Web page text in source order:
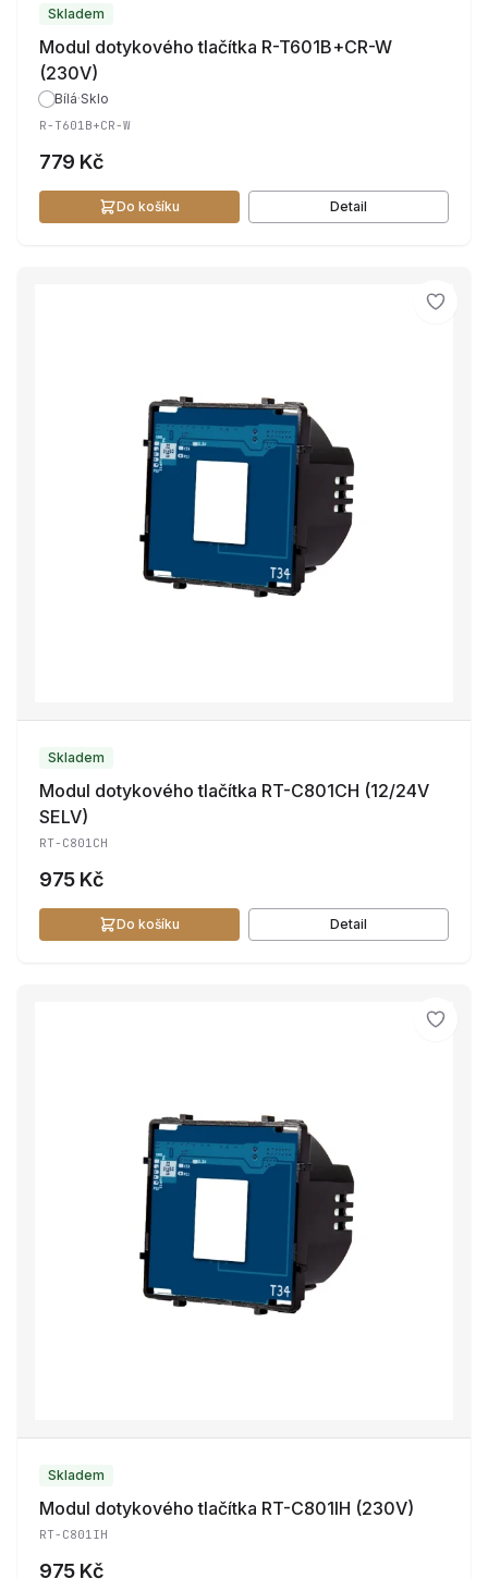
Skladem
Modul dotykového tlačítka R-T601B+CR-W
(230V)
Bílá·Sklo
R-T601B+CR-W
779 Kč
Do košíku Detail
Skladem
Modul dotykového tlačítka RT-C801CH (12/24V
SELV)
RT-C801CH
975 Kč
Do košíku Detail
Skladem
Modul dotykového tlačítka RT-C801IH (230V)
RT-C801IH
975 Kč